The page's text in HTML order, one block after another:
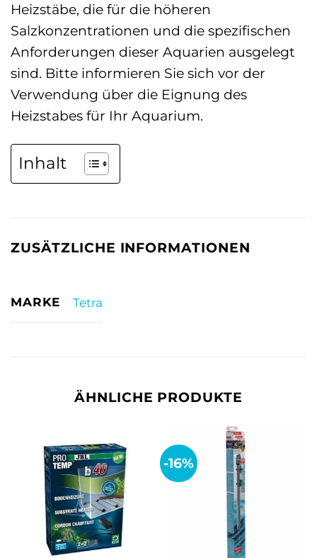
Heizstäbe, die für die höheren
Salzkonzentrationen und die spezifischen
Anforderungen dieser Aquarien ausgelegt
sind. Bitte informieren Sie sich vor der
Verwendung über die Eignung des
Heizstabes für Ihr Aquarium.
Inhalt
ZUSÄTZLICHE INFORMATIONEN
MARKE Tetra
ÄHNLICHE PRODUKTE
-16%